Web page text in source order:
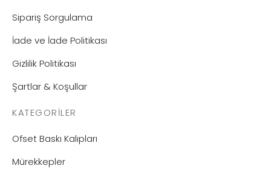
Sipariş Sorgulama
İade ve İade Politikası
Gizlilik Politikası
Şartlar & Koşullar
KATEGORILER
Ofset Baskı Kalıpları
Mürekkepler